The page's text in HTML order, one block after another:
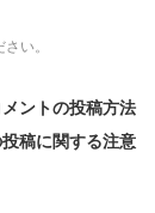
い。
ントの投稿方法
稿に関する注意